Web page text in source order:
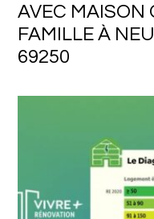
AVEC MAISON
FAMILLE À
69250